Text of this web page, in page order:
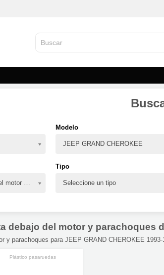
Modelo
JEEP GRAND CHEROKEE
Plástico pasaruedas / Cubierta debajo del motor y parachoques
Tipo
Seleccione un tipo
debajo del motor y parachoques
y parachoques para JEEP GRAND CHEROKEE